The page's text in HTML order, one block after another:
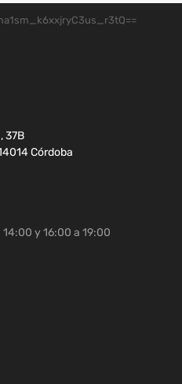
37B
Córdoba
y 16:00 a 19:00